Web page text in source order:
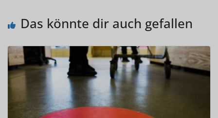
Das könnte dir auch gefallen